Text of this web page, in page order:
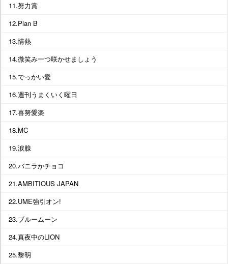
11.努力賞
12.Plan B
13.情熱
14.微笑み一つ咲かせましょう
15.でっかい愛
16.週刊うまくいく曜日
17.喜努愛楽
18.MC
19.涙腺
20.バニラかチョコ
21.AMBITIOUS JAPAN
22.UME強引オン!
23.ブルームーン
24.真夜中のLION
25.黎明